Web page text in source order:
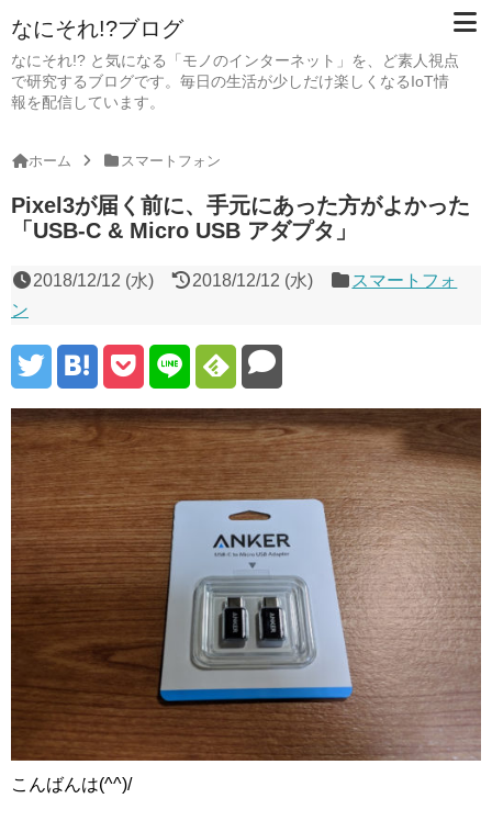
なにそれ!?ブログ
なにそれ!? と気になる「モノのインターネット」を、ど素人視点
で研究するブログです。毎日の生活が少しだけ楽しくなるIoT情
報を配信しています。
ホーム スマートフォン
Pixel3が届く前に、手元にあった方がよかった
「USB-C & Micro USB アダプタ」
2018/12/12 (水) 2018/12/12 (水)
スマートフォ
ン
こんばんは(^^)/